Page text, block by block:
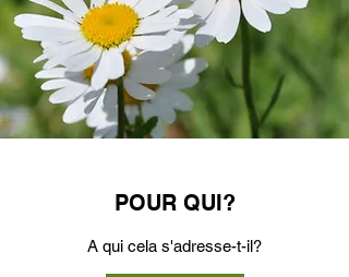
POUR QUI?
A qui cela s'adresse-t-il?